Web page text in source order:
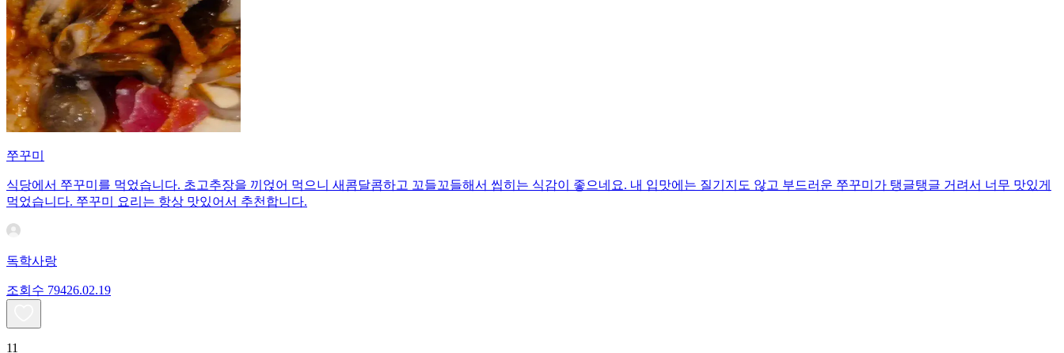
쭈꾸미
식당에서 쭈꾸미를 먹었습니다. 초고추장을 끼얹어 먹으니 새콤달콤하고 꼬들꼬들해서 씹히는 식감이 좋으네요. 내 입맛에는 질기지도 않고 부드러운 쭈꾸미가 탱글탱글 거려서 너무 맛있게
먹었습니다. 쭈꾸미 요리는 항상 맛있어서 추천합니다.
독학사랑
조회수 79426.02.19
11